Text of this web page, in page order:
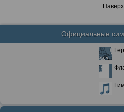
Наверх
Официальные